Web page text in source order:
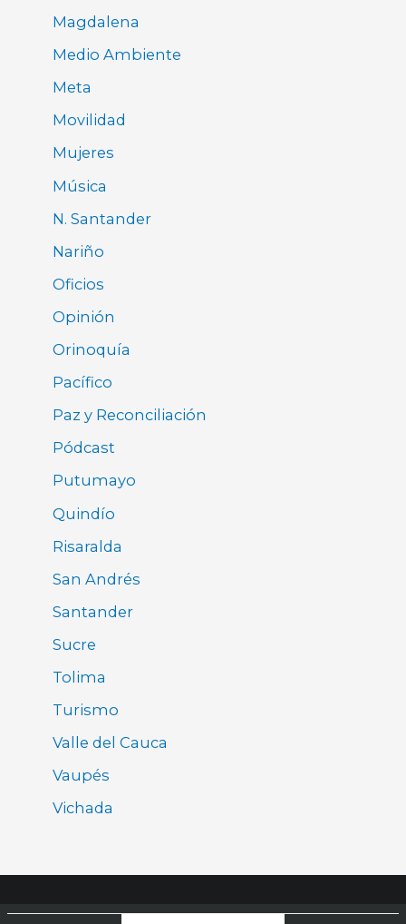
Magdalena
Medio Ambiente
Meta
Movilidad
Mujeres
Música
N. Santander
Nariño
Oficios
Opinión
Orinoquía
Pacífico
Paz y Reconciliación
Pódcast
Putumayo
Quindío
Risaralda
San Andrés
Santander
Sucre
Tolima
Turismo
Valle del Cauca
Vaupés
Vichada